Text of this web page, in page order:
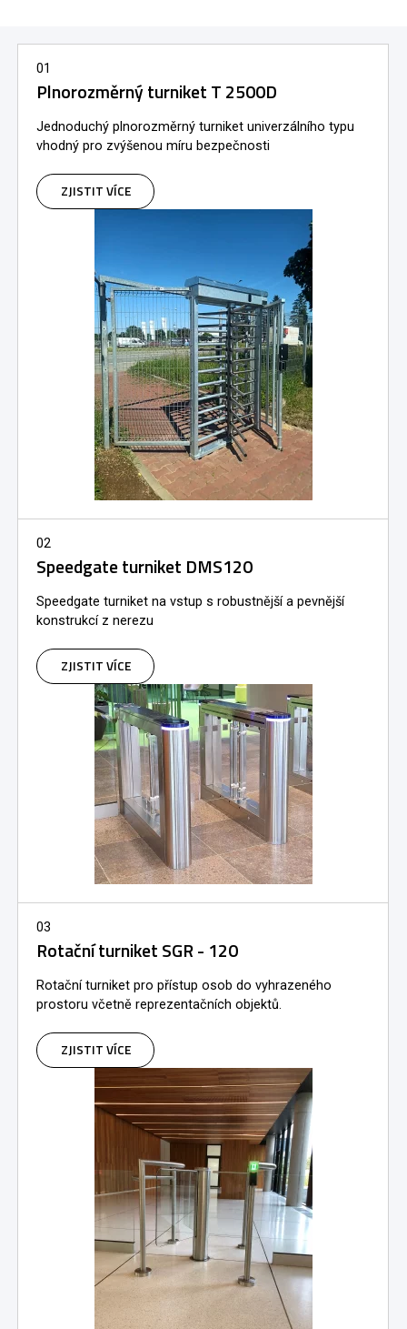
01
Plnorozměrný turniket T 2500D
Jednoduchý plnorozměrný turniket univerzálního typu
vhodný pro zvýšenou míru bezpečnosti
ZJISTIT VÍCE
02
Speedgate turniket DMS120
Speedgate turniket na vstup s robustnější a pevnější
konstrukcí z nerezu
ZJISTIT VÍCE
03
Rotační turniket SGR - 120
Rotační turniket pro přístup osob do vyhrazeného
prostoru včetně reprezentačních objektů.
ZJISTIT VÍCE